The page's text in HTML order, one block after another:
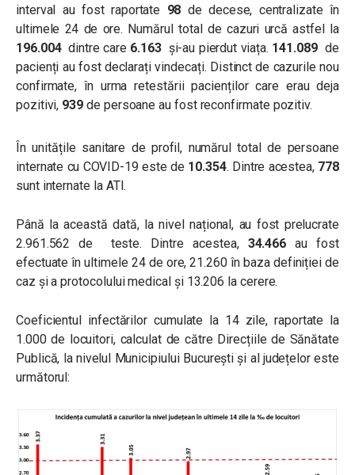
interval au fost raportate 98 de decese, centralizate în
ultimele 24 de ore. Numărul total de cazuri urcă astfel la
196.004 dintre care6.163 și-au pierdut viața. 141.089 de
pacienți au fost declarați vindecați. Distinct de cazurile nou
confirmate, în urma retestării pacienților care erau deja
pozitivi, 939 de persoane au fost reconfirmate pozitiv.
În unitățile sanitare de profil, numărul total de persoane
internate cu COVID-19 este de 10.354. Dintre acestea, 778
sunt internate la ATI.
Până la această dată, la nivel național, au fost prelucrate
2.961.562 de teste. Dintre acestea, 34.466 au fost
efectuate în ultimele 24 de ore, 21.260 în baza definiției de
caz și a protocolului medical și 13.206 la cerere.
Coeficientul infectărilor cumulate la 14 zile, raportate la
1.000 de locuitori, calculat de către Direcțiile de Sănătate
Publică, la nivelul Municipiului București și al județelor este
următorul: